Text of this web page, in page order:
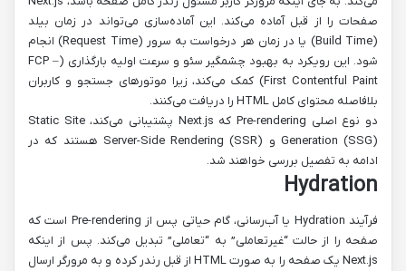
صفحات را از قبل آماده می‌کند. این آماده‌سازی می‌تواند در زمان بیلد
(Build Time) یا در زمان هر درخواست به سرور (Request Time) انجام
شود. این رویکرد به بهبود چشمگیر سئو و سرعت اولیه بارگذاری (FCP –
First Contentful Paint) کمک می‌کند، زیرا موتورهای جستجو و کاربران
بلافاصله محتوای کامل HTML را دریافت می‌کنند.
دو نوع اصلی Pre-rendering که Next.js پشتیبانی می‌کند، Static Site
Generation (SSG) و Server-Side Rendering (SSR) هستند که در
ادامه به تفصیل بررسی خواهند شد.
Hydration
فرآیند Hydration یا آب‌رسانی، گام حیاتی پس از Pre-rendering است که
صفحه را از حالت “غیرتعاملی” به “تعاملی” تبدیل می‌کند. پس از اینکه
Next.js یک صفحه را به صورت HTML از قبل رندر کرده و به مرورگر ارسال